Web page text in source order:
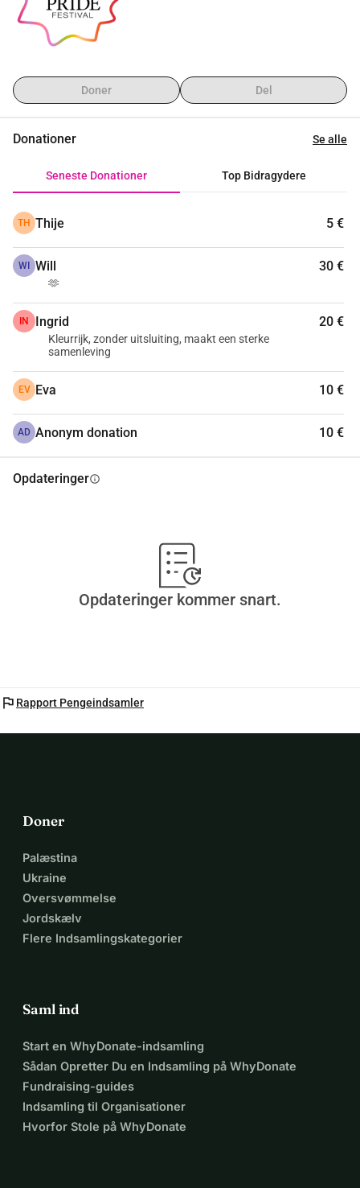
Doner Del
Donationer Se alle
Seneste Donationer Top Bidragydere
TH Thije 5 €
WI Will 30 €
🫶
IN Ingrid 20 €
Kleurrijk, zonder uitsluiting, maakt een sterke
samenleving
EV Eva 10 €
AD Anonym donation 10 €
Opdateringerinfo
Opdateringer kommer snart.
flag Rapport Pengeindsamler
Doner
Palæstina
Ukraine
Oversvømmelse
Jordskælv
Flere Indsamlingskategorier
Saml ind
Start en WhyDonate-indsamling
Sådan Opretter Du en Indsamling på WhyDonate
Fundraising-guides
Indsamling til Organisationer
Hvorfor Stole på WhyDonate